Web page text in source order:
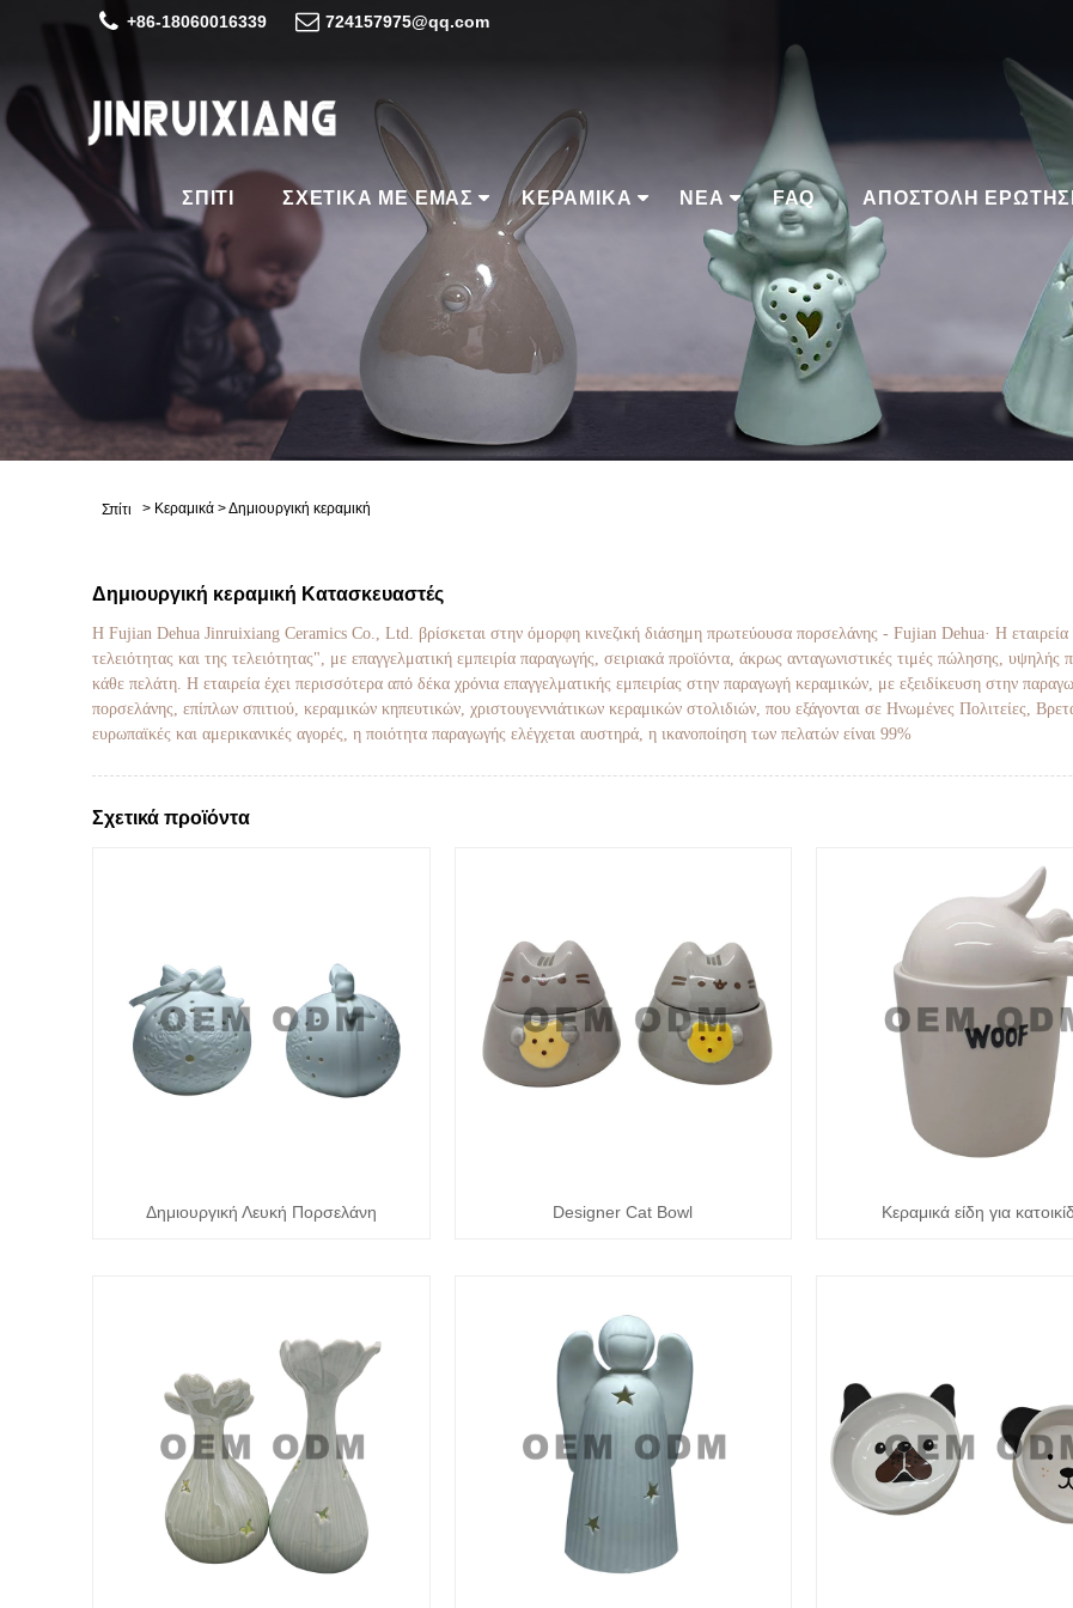
+86-18060016339 724157975@qq.com
ΣΠΊΤΙ ΣΧΕΤΙΚΆ ΜΕ ΕΜΆΣ ΚΕΡΑΜΙΚΆ ΝΈΑ FAQ ΑΠΟΣΤΟΛΉ
Σπίτι > Κεραμικά >Δημιουργική κεραμική
Δημιουργική κεραμική Κατασκευαστές
Η Fujian Dehua Jinruixiang Ceramics Co., Ltd. βρίσκεται στην όμορφη κινεζική διάσημη πρωτεύουσα πορσελάνης - Fujian Dehua· Η εταιρεία
τελειότητας και της τελειότητας", με επαγγελματική εμπειρία παραγωγής, σειριακά προϊόντα, άκρως ανταγωνιστικές τιμές πώλησης, υψηλής
κάθε πελάτη. Η εταιρεία έχει περισσότερα από δέκα χρόνια επαγγελματικής εμπειρίας στην παραγωγή κεραμικών, με εξειδίκευση στην
πορσελάνης, επίπλων σπιτιού, κεραμικών κηπευτικών, χριστουγεννιάτικων κεραμικών στολιδιών, που εξάγονται σε Ηνωμένες Πολιτείες,
ευρωπαϊκές και αμερικανικές αγορές, η ποιότητα παραγωγής ελέγχεται αυστηρά, η ικανοποίηση των πελατών είναι 99%
Σχετικά προϊόντα
Δημιουργική Λευκή Πορσελάνη Designer Cat Bowl Κεραμικά είδη για